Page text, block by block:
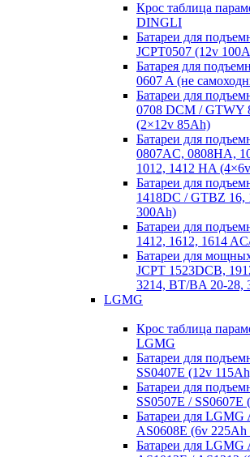
Крос таблица
DINGLI
Батареи для
JCPT0507 (12v
Батарея для
0607 A (не
Батареи для
0708 DCM / GTWY
(2×12v 85Ah)
Батареи для
0807AC, 0808HA,
1012, 1412 HA
Батареи для
1418DC / GTBZ 16,
300Ah)
Батареи для
1412, 1612, 1614
Батареи для
JCPT 1523DCB,
3214, BT/BA 20-28,
LGMG
Крос таблица
LGMG
Батареи для
SS0407E (12v
Батареи для
SS0507E /
Батареи для LGMG
AS0608E (6v
Батареи для LGMG